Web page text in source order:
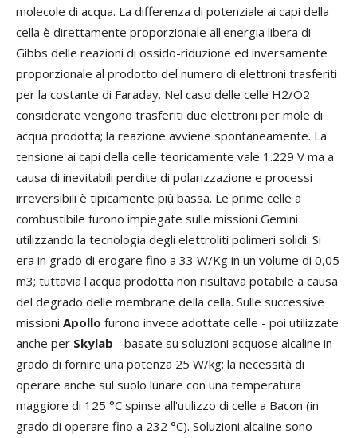
molecole di acqua. La differenza di potenziale ai capi della
cella è direttamente proporzionale all'energia libera di
Gibbs delle reazioni di ossido-riduzione ed inversamente
proporzionale al prodotto del numero di elettroni trasferiti
per la costante di Faraday. Nel caso delle celle H2/O2
considerate vengono trasferiti due elettroni per mole di
acqua prodotta; la reazione avviene spontaneamente. La
tensione ai capi della celle teoricamente vale 1.229 V ma a
causa di inevitabili perdite di polarizzazione e processi
irreversibili è tipicamente più bassa. Le prime celle a
combustibile furono impiegate sulle missioni Gemini
utilizzando la tecnologia degli elettroliti polimeri solidi. Si
era in grado di erogare fino a 33 W/Kg in un volume di 0,05
m3; tuttavia l'acqua prodotta non risultava potabile a causa
del degrado delle membrane della cella. Sulle successive
missioni Apollo furono invece adottate celle - poi utilizzate
anche per Skylab - basate su soluzioni acquose alcaline in
grado di fornire una potenza 25 W/kg; la necessità di
operare anche sul suolo lunare con una temperatura
maggiore di 125 °C spinse all'utilizzo di celle a Bacon (in
grado di operare fino a 232 °C). Soluzioni alcaline sono